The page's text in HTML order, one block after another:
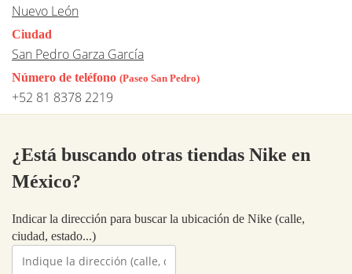
Nuevo León
Ciudad
San Pedro Garza García
Número de teléfono (Paseo San Pedro)
+52 81 8378 2219
¿Está buscando otras tiendas Nike en
México?
Indicar la dirección para buscar la ubicación de Nike (calle,
ciudad, estado...)